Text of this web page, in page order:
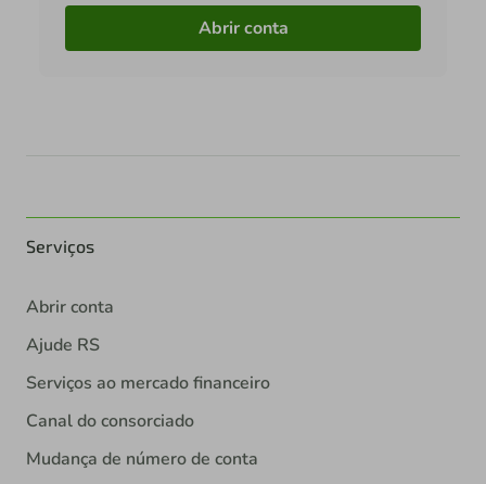
Abrir conta
Serviços
Abrir conta
Ajude RS
Serviços ao mercado financeiro
Canal do consorciado
Mudança de número de conta